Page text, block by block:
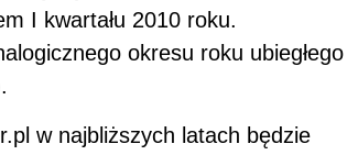
I kwartału 2010 roku.
okresu roku ubiegłego
w najbliższych latach będzie